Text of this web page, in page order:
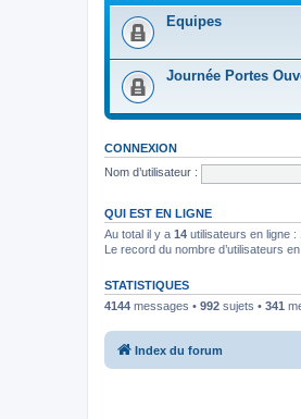
Equipes
Journée Portes
CONNEXION
Nom d’utilisateur :
QUI EST EN LIGNE
Au total il y a 14 utilisateurs en ligne :
Le record du nombre d’utilisateurs
STATISTIQUES
4144 messages • 992 sujets • 341
Index du forum